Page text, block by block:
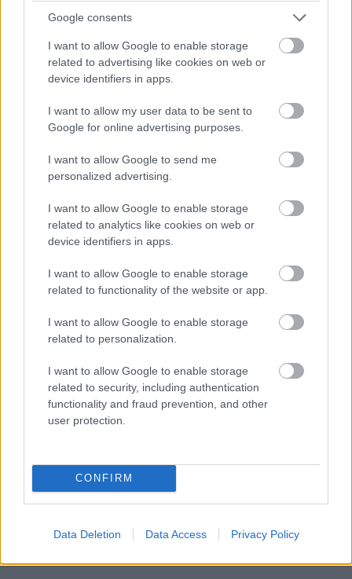
Google consents
I want to allow Google to enable storage
related to advertising like cookies on web or
device identifiers in apps.
I want to allow my user data to be sent to
Google for online advertising purposes.
I want to allow Google to send me
personalized advertising.
I want to allow Google to enable storage
related to analytics like cookies on web or
device identifiers in apps.
I want to allow Google to enable storage
related to functionality of the website or app.
I want to allow Google to enable storage
related to personalization.
I want to allow Google to enable storage
related to security, including authentication
functionality and fraud prevention, and other
user protection.
CONFIRM
Data Deletion Data Access Privacy Policy
από όλες τις διοργανώσεις, τις εθνικές ομάδες και
τους συλλόγους είναι περίπου ίσα με εκείνα της
Euroleague — και δεν αυξάνονται. Επιπλέον, το
ΝΒΑ έχει ήδη ένα αποτυχημένο πρότζεκτ στην
Αφρική, το οποίο αποδείχθηκε μη κερδοφόρο και
θα κλείσει σύντομα.